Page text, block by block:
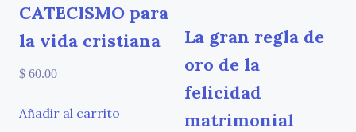
CATECISMO para
la vida cristiana
$ 60.00
Añadir al carrito
La gran regla de
oro de la
felicidad
matrimonial